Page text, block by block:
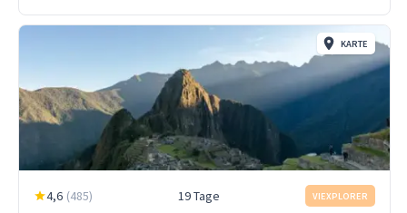
KARTE
4,6 (485) 19 Tage VIEXPLORER